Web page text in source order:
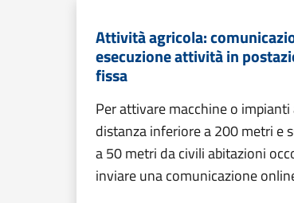
Attività agricola:
esecuzione attività in
fissa
Per attivare macchine o impianti
distanza inferiore a 200 metri e
a 50 metri da civili abitazioni
inviare una comunicazione